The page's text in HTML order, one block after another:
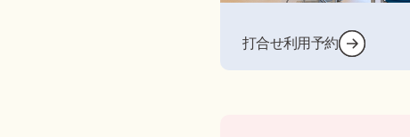
打合せ利用予約